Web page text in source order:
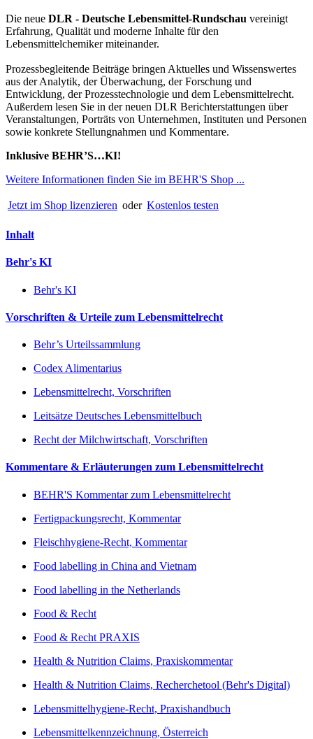
Die neue DLR - Deutsche Lebensmittel-Rundschau vereinigt
Erfahrung, Qualität und moderne Inhalte für den
Lebensmittelchemiker miteinander.
Prozessbegleitende Beiträge bringen Aktuelles und Wissenswertes
aus der Analytik, der Überwachung, der Forschung und
Entwicklung, der Prozesstechnologie und dem Lebensmittelrecht.
Außerdem lesen Sie in der neuen DLR Berichterstattungen über
Veranstaltungen, Porträts von Unternehmen, Instituten und Personen
sowie konkrete Stellungnahmen und Kommentare.
Inklusive BEHR’S…KI!
Weitere Informationen finden Sie im BEHR'S Shop ...
Jetzt im Shop lizenzieren oder Kostenlos testen
Inhalt
Behr's KI
Behr's KI
Vorschriften & Urteile zum Lebensmittelrecht
Behr’s Urteilssammlung
Codex Alimentarius
Lebensmittelrecht, Vorschriften
Leitsätze Deutsches Lebensmittelbuch
Recht der Milchwirtschaft, Vorschriften
Kommentare & Erläuterungen zum Lebensmittelrecht
BEHR'S Kommentar zum Lebensmittelrecht
Fertigpackungsrecht, Kommentar
Fleischhygiene-Recht, Kommentar
Food labelling in China and Vietnam
Food labelling in the Netherlands
Food & Recht
Food & Recht PRAXIS
Health & Nutrition Claims, Praxiskommentar
Health & Nutrition Claims, Recherchetool (Behr's Digital)
Lebensmittelhygiene-Recht, Praxishandbuch
Lebensmittelkennzeichnung, Österreich